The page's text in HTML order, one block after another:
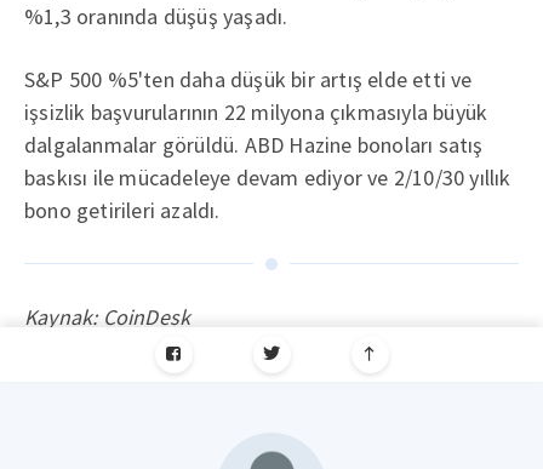
%1,3 oranında düşüş yaşadı.
S&P 500 %5'ten daha düşük bir artış elde etti ve
işsizlik başvurularının 22 milyona çıkmasıyla büyük
dalgalanmalar görüldü. ABD Hazine bonoları satış
baskısı ile mücadeleye devam ediyor ve 2/10/30 yıllık
bono getirileri azaldı.
Kaynak: CoinDesk